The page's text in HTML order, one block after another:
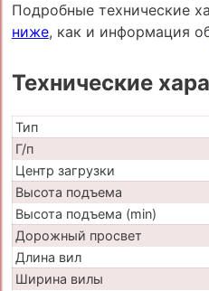
Подробные технические
ниже, как и информация
Технические
Тип
Г/п
Центр загрузки
Высота подъема
Высота подъема (min)
Дорожный просвет
Длина вил
Ширина вилы